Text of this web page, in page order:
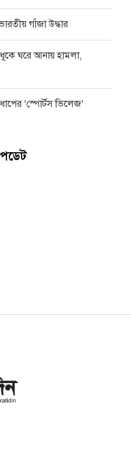
গাঁজা উদ্ধার
ঘরে আনায় হামলা,
‘স্পোর্টস ভিলেজ’